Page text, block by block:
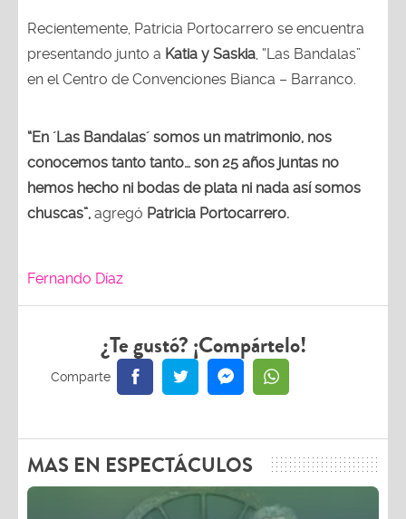
Recientemente, Patricia Portocarrero se encuentra
presentando junto a Katia y Saskia, “Las Bandalas”
en el Centro de Convenciones Bianca – Barranco.
“En ´Las Bandalas´ somos un matrimonio, nos
conocemos tanto tanto… son 25 años juntas no
hemos hecho ni bodas de plata ni nada así somos
chuscas”, agregó Patricia Portocarrero.
Fernando Díaz
¿Te gustó? ¡Compártelo!
MAS EN ESPECTÁCULOS